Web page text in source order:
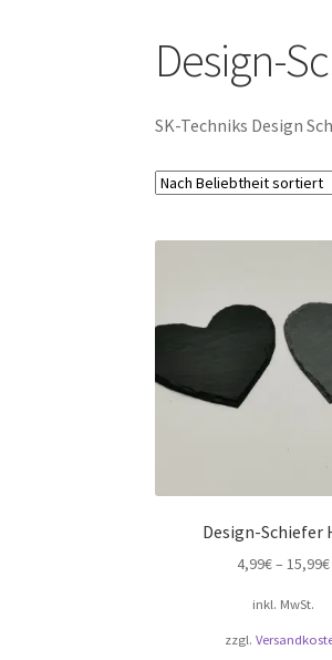
Design-
SK-Techniks Design
Design-Schiefer
4,99€– 15,99€
inkl. MwSt.
zzgl.